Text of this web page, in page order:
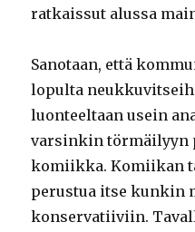
ratkaissut alussa
Sanotaan, että
lopulta
luonteeltaan usein
varsinkin törmäilyyn
komiikka. Komiikan
perustua itse kunkin
konservatiiviin.